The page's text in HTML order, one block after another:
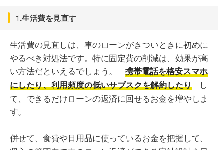
1.生活費を見直す
生活費の見直しは、車のローンがきついときに初めに
やるべき対処法です。特に固定費の削減は、効果が高
い方法だといえるでしょう。
携帯電話を格安スマホ
にしたり、利用頻度の低いサブスクを解約したり
し
て、できるだけローンの返済に回せるお金を増やしま
す。
併せて、食費や日用品に使っているお金を把握して、